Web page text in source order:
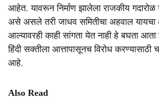
आहेत. यावरून निर्माण झालेला राजकीय
असे असले तरी जाधव समितीचा अहवाल
आल्यावरही काही सांगता येत नाही हे बघता आता
हिंदी सक्तीला आत्तापासूनच विरोध
आहे.
Also Read